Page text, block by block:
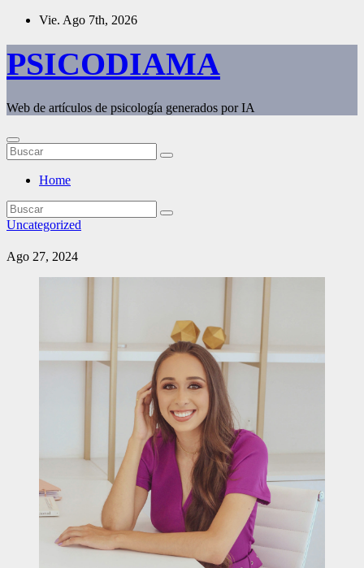
Saltar
contenido
Vie. Ago 7th, 2026
PSICODIAMA
Web de artículos de psicología generados por IA
Home
Uncategorized
Ago 27, 2024